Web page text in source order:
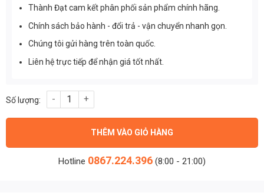
Thành Đạt cam kết phân phối sản phẩm chính hãng.
Chính sách bảo hành - đổi trả - vận chuyển nhanh gọn.
Chúng tôi gửi hàng trên toàn quốc.
Liên hệ trực tiếp để nhận giá tốt nhất.
Quạt trần Đèn trang trí giá rẻ 2317 Nhựa ABS cao cấp 3 Cánh
THÊM VÀO GIỎ HÀNG
Hotline 0867.224.396 (8:00 - 21:00)